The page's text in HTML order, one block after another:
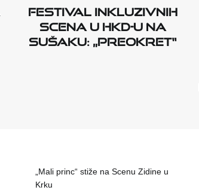
Festival inkluzivnih
scena u HKD-u na
Sušaku: „preOKRET“
„Mali princ“ stiže na Scenu Zidine u
Krku